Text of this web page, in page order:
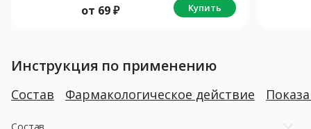
от 69₽ Купить
Инструкция по применению
Состав Фармакологическое действие
Состав